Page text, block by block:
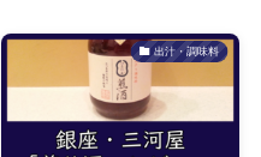
出汁・調味料